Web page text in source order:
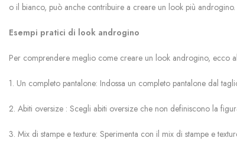
o il bianco, può anche contribuire a creare un look più androgino.
Esempi pratici di look androgino
Per comprendere meglio come creare un look androgino, ecco
1. Un completo pantalone: Indossa un completo pantalone dal
2. Abiti oversize : Scegli abiti oversize che non definiscono la
3. Mix di stampe e texture: Sperimenta con il mix di stampe e